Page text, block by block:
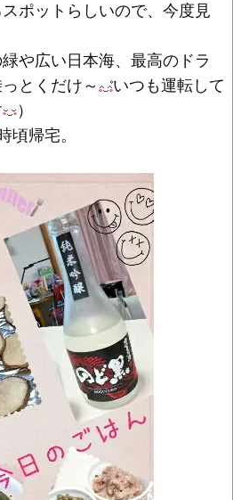
ポットらしいので、今度見
や広い日本海、最高のドラ
とくだけ～
いつも運転して
）
頃帰宅。